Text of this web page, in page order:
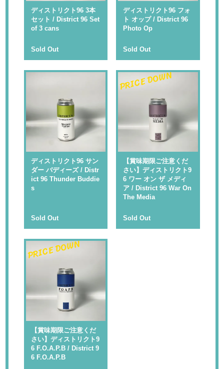
ディストリクト96 3本
セット / District 96 Set
of 3 cans
Sold Out
ディストリクト96 フォ
ト オップ / District 96
Photo Op
Sold Out
ディストリクト96 サン
ダー バディーズ / Distr
ict 96 Thunder Buddie
s
Sold Out
PRICE DOWN
【賞味期限ご注意くだ
さい】ディストリクト9
6 ワー オン ザ メディ
ア / District 96 War On
The Media
Sold Out
PRICE DOWN
【賞味期限ご注意くだ
さい】ディストリクト9
6 F.O.A.P.B / District 9
6 F.O.A.P.B